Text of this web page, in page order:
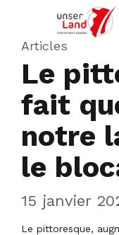
Articles
Le
fait
notre
le
15 janvier
Le pittoresque,